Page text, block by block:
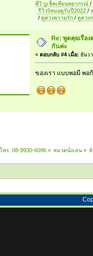
พี่วิ บูเช็คเทียนพยากรณ์/
รีวิว5หมอดูรับปี2022/
/ดูดวงความรัก/ดูดวง
Re: พูดคุยเรื่อ
กันค่ะ
«ตอบกลับ #4 เมื่อ: ธันว
ของเรา แบบพอมี พ
ร. 08-9930-6096» หมวดนั่งเล่น» ห้